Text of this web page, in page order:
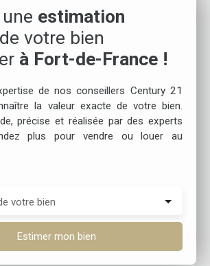
estimation
de votre bien
à Fort-de-France !
de nos conseillers Century 21
la valeur exacte de votre bien.
précise et réalisée par des experts
plus pour vendre ou louer au
votre bien
Estimer mon bien